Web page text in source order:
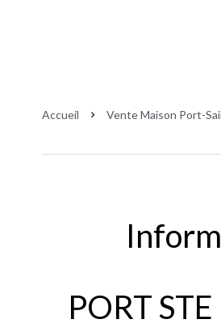
Accueil Vente Maison Port-
PORT